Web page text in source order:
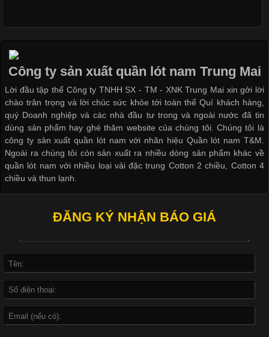
Các Form Áo Thun Phổ Biến Hiện Nay Và Xu Hướng Trong
Ngành May Mặc Áo thun là một trong những trang phục quen
thuộc và được sử dụng phổ biến nhất hiện nay. Không chỉ đa
dạng về màu sắc hay chất liệu, áo thun còn có nhiều form dáng
khác nhau để phù hợp với từng phong cách thời trang và nhu
cầu
Khám Phá Áo Phông Trang Phục Phổ Biến Nhất Hiện Nay
Áo phông là một trong những trang phục phổ biến nhất trong
Không chỉ xuất hiện trong thời trang thường ngày, áo phông còn
được ứng dụng rộng rãi trong ngành sản xuất may mặc, đặc
biệt là các sản phẩm từ vải thun. Hiện nay,
Công ty sản xuất quần lót nam Trung Mai
Lời đầu tập thể Công ty TNHH SX - TM - XNK Trung Mai xin gởi lời
chào trân trọng và lời chúc sức khỏe tới toàn thể Quí khách hàng,
quý Doanh nghiệp và các nhà đầu tư trong và ngoài nước đã tin
dùng sản phẩm hay ghé thăm website của chúng tôi. Chúng tôi là
công ty sản xuất quần lót nam với nhãn hiệu Quần lót nam T&M.
Ngoài ra chúng tôi còn sản xuất ra nhiều dòng sản phẩm khác về
quần lót nam với nhiều loại vải đặc trung Cotton 2 chiều, Cotton 4
chiều và thun lạnh.
ĐĂNG KÝ NHẬN BÁO GIÁ